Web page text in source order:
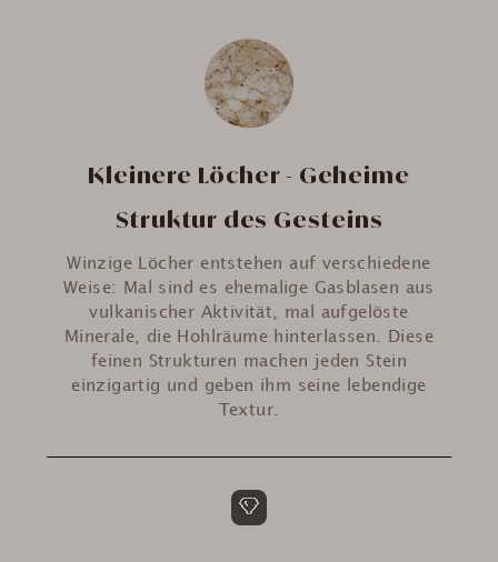
Kleinere Löcher - Geheime
Struktur des Gesteins
Winzige Löcher entstehen auf verschiedene
Weise: Mal sind es ehemalige Gasblasen aus
vulkanischer Aktivität, mal aufgelöste
Minerale, die Hohlräume hinterlassen. Diese
feinen Strukturen machen jeden Stein
einzigartig und geben ihm seine lebendige
Textur.